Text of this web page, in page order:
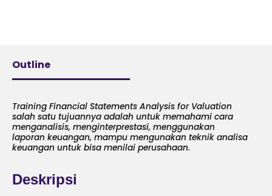
Outline
Training Financial Statements Analysis for Valuation
salah satu tujuannya adalah untuk memahami cara
menganalisis, menginterprestasi, menggunakan
laporan keuangan, mampu mengunakan teknik analisa
keuangan untuk bisa menilai perusahaan.
Deskripsi